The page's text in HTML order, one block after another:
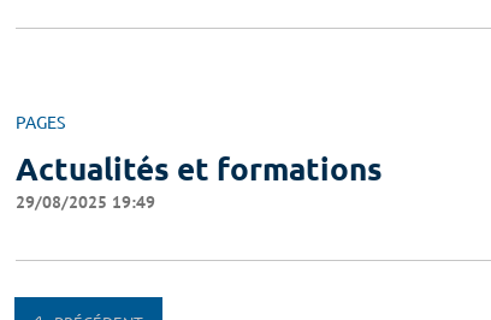
PAGES
Actualités et formations
29/08/2025 19:49